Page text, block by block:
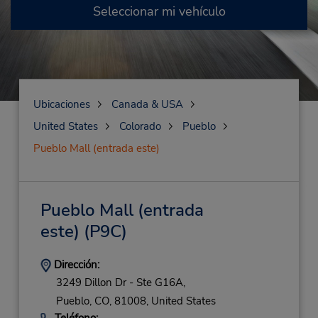
Seleccionar mi vehículo
Ubicaciones
Canada & USA
United States
Colorado
Pueblo
Pueblo Mall (entrada este)
Pueblo Mall (entrada
este) (P9C)
Dirección:
3249 Dillon Dr - Ste G16A,
Pueblo, CO, 81008, United States